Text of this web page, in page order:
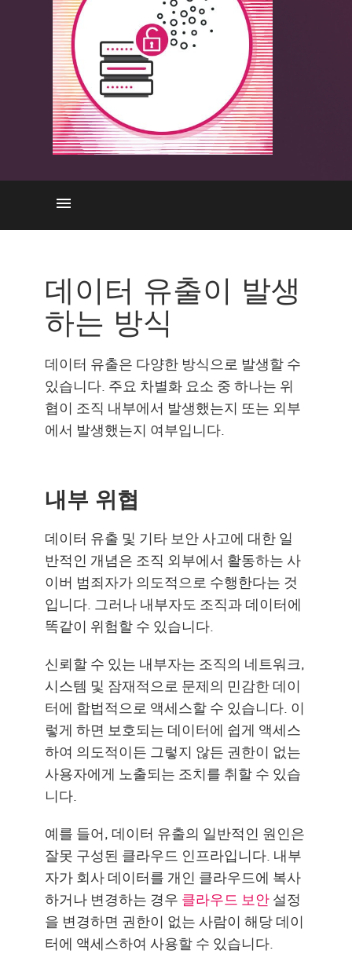
데이터 유출 유형
Examples
솔루션
데이터 유출이 발생
하는 방식
데이터 유출은 다양한 방식으로 발생할 수
있습니다. 주요 차별화 요소 중 하나는 위
협이 조직 내부에서 발생했는지 또는 외부
에서 발생했는지 여부입니다.
내부 위협
데이터 유출 및 기타 보안 사고에 대한 일
반적인 개념은 조직 외부에서 활동하는 사
이버 범죄자가 의도적으로 수행한다는 것
입니다. 그러나 내부자도 조직과 데이터에
똑같이 위험할 수 있습니다.
신뢰할 수 있는 내부자는 조직의 네트워크,
시스템 및 잠재적으로 문제의 민감한 데이
터에 합법적으로 액세스할 수 있습니다. 이
렇게 하면 보호되는 데이터에 쉽게 액세스
하여 의도적이든 그렇지 않든 권한이 없는
사용자에게 노출되는 조치를 취할 수 있습
니다.
예를 들어, 데이터 유출의 일반적인 원인은
잘못 구성된 클라우드 인프라입니다. 내부
자가 회사 데이터를 개인 클라우드에 복사
하거나 변경하는 경우 클라우드 보안설정
을 변경하면 권한이 없는 사람이 해당 데이
터에 액세스하여 사용할 수 있습니다.